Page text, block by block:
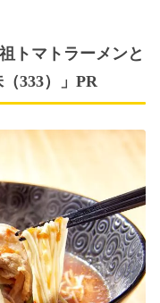
トマトラーメンと
333）」PR